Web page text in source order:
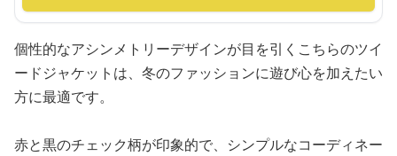
個性的なアシンメトリーデザインが目を引くこちらのツイ
ードジャケットは、冬のファッションに遊び心を加えたい
方に最適です。
赤と黒のチェック柄が印象的で、シンプルなコーディネー